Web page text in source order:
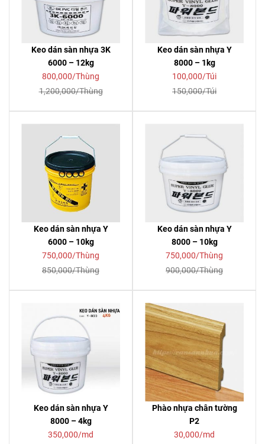
Keo dán sàn nhựa 3K
6000 – 12kg
800,000/Thùng
1,200,000/Thùng
Keo dán sàn nhựa Y
8000 – 1kg
100,000/Túi
150,000/Túi
Keo dán sàn nhựa Y
6000 – 10kg
750,000/Thùng
850,000/Thùng
Keo dán sàn nhựa Y
8000 – 10kg
750,000/Thùng
900,000/Thùng
Keo dán sàn nhựa Y
8000 – 4kg
350,000/md
Phào nhựa chân tường
P2
30,000/md